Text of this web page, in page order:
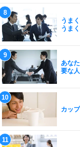
うま
うま
あな
要な人
カッ